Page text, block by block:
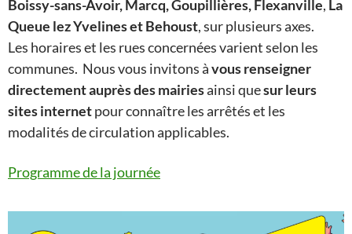
Boissy-sans-Avoir, Marcq, Goupillières, Flexanville, La
Queue lez Yvelines et Behoust, sur plusieurs axes.
Les horaires et les rues concernées varient selon les
communes. Nous vous invitons àvous renseigner
directement auprès des mairiesainsi quesur leurs
sites internetpour connaître les arrêtés et les
modalités de circulation applicables.
Programme de la journée